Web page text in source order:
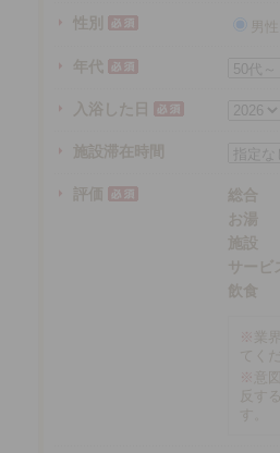
性別 男性
年代
入浴した日
施設滞在時間
評価 総合
お湯
施設
サービ
飲食
※ 業
てく
※ 意
反す